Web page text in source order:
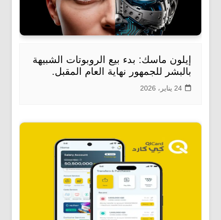
إيلون ماسك: بدء بيع الروبوتات الشبيهة
بالبشر للجمهور نهاية العام المقبل.
24 يناير، 2026